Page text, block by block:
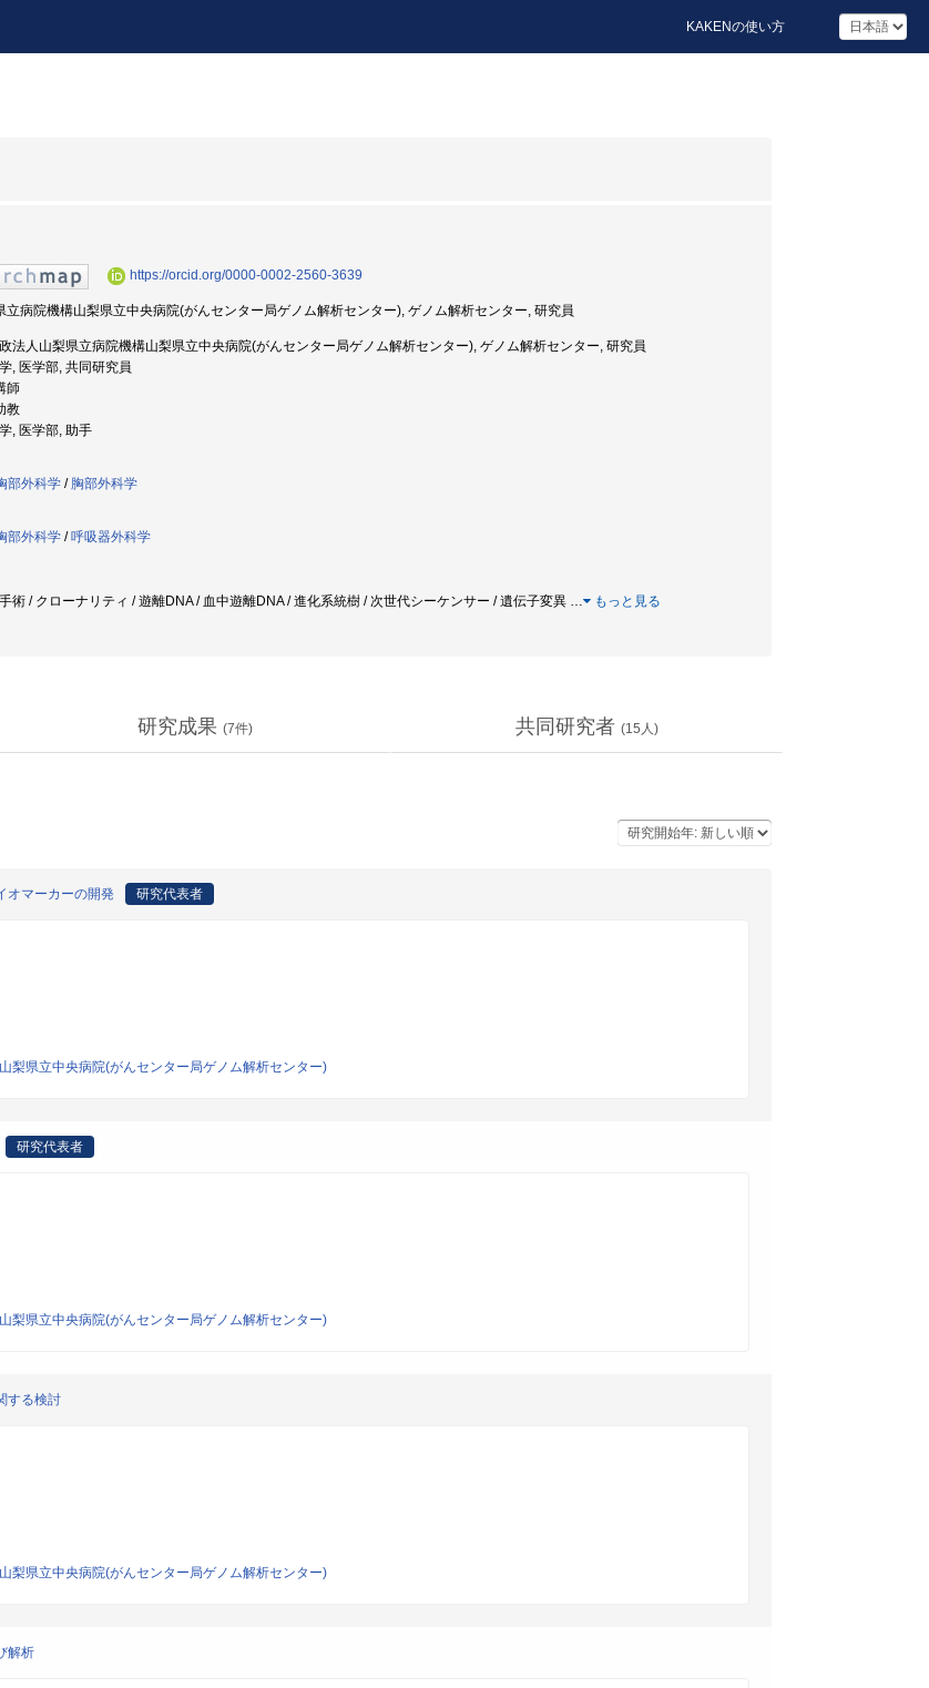
KAKENの使い方
https://orcid.org/0000-0002-2560-3639
病院機構山梨県立中央病院(がんセンター局ゲノム解析センター), ゲノム解析センター, 研究員
法人山梨県立病院機構山梨県立中央病院(がんセンター局ゲノム解析センター), ゲノム解析センター, 研究員
, 医学部, 共同研究員
師
教
, 医学部, 助手
部外科学 / 胸部外科学
部外科学 /呼吸器外科学
術 / クローナリティ / 遊離DNA / 血中遊離DNA / 進化系統樹 / 次世代シーケンサー / 遺伝子変異 … もっと見る
研究成果 (7件) 共同研究者 (15 人)
オマーカーの開発 研究代表者
梨県立中央病院(がんセンター局ゲノム解析センター)
研究代表者
梨県立中央病院(がんセンター局ゲノム解析センター)
する検討
梨県立中央病院(がんセンター局ゲノム解析センター)
解析